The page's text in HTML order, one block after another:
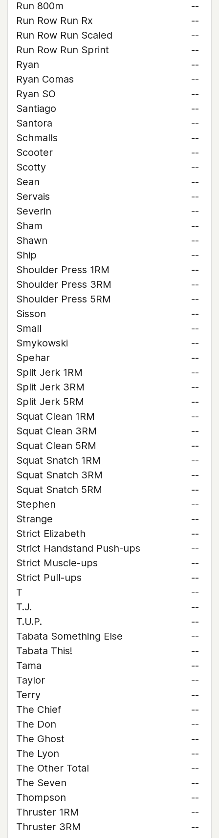
Run 800m
--
Run Row Run Rx
--
Run Row Run Scaled
--
Run Row Run Sprint
--
Ryan
--
Ryan Comas
--
Ryan SO
--
Santiago
--
Santora
--
Schmalls
--
Scooter
--
Scotty
--
Sean
--
Servais
--
Severin
--
Sham
--
Shawn
--
Ship
--
Shoulder Press 1RM
--
Shoulder Press 3RM
--
Shoulder Press 5RM
--
Sisson
--
Small
--
Smykowski
--
Spehar
--
Split Jerk 1RM
--
Split Jerk 3RM
--
Split Jerk 5RM
--
Squat Clean 1RM
--
Squat Clean 3RM
--
Squat Clean 5RM
--
Squat Snatch 1RM
--
Squat Snatch 3RM
--
Squat Snatch 5RM
--
Stephen
--
Strange
--
Strict Elizabeth
--
Strict Handstand Push-ups
--
Strict Muscle-ups
--
Strict Pull-ups
--
T
--
T.J.
--
T.U.P.
--
Tabata Something Else
--
Tabata This!
--
Tama
--
Taylor
--
Terry
--
The Chief
--
The Don
--
The Ghost
--
The Lyon
--
The Other Total
--
The Seven
--
Thompson
--
Thruster 1RM
--
Thruster 3RM
--